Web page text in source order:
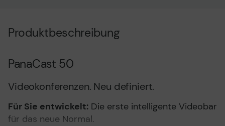
Produktbeschreibung
PanaCast 50
Videokonferenzen. Neu definiert.
Für Sie entwickelt: Die erste intelligente Videobar
für das neue Normal.